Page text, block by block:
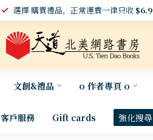
選擇 購買禮品，正常運費一律只收
文創&禮品 o 作者專頁 o
客戶服務 Gift cards 強化搜尋